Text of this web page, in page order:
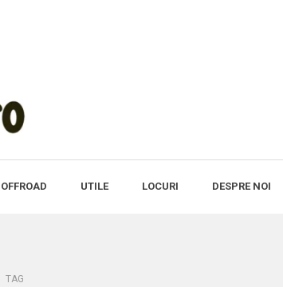
OFFROAD UTILE LOCURI DESPRE NOI
TAG